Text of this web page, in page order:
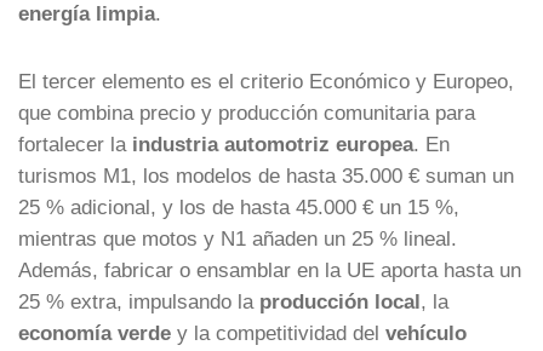
energía limpia.
El tercer elemento es el criterio Económico y Europeo,
que combina precio y producción comunitaria para
fortalecer la industria automotriz europea. En
turismos M1, los modelos de hasta 35.000 € suman un
25 % adicional, y los de hasta 45.000 € un 15 %,
mientras que motos y N1 añaden un 25 % lineal.
Además, fabricar o ensamblar en la UE aporta hasta un
25 % extra, impulsando la producción local, la
economía verde y la competitividad del vehículo